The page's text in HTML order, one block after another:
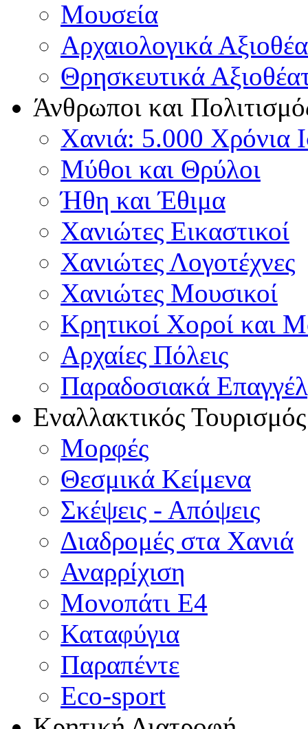
Μουσεία
Αρχαιολογικά
Θρησκευτικά
Άνθρωποι και
Χανιά: 5.000 Χρόνια
Μύθοι και Θρύλοι
Ήθη και Έθιμα
Χανιώτες Εικαστικοί
Χανιώτες Λογοτέχνες
Χανιώτες Μουσικοί
Κρητικοί Χοροί και
Αρχαίες Πόλεις
Παραδοσιακά
Εναλλακτικός Τουρισμός
Μορφές
Θεσμικά Κείμενα
Σκέψεις - Απόψεις
Διαδρομές στα Χανιά
Αναρρίχιση
Μονοπάτι Ε4
Καταφύγια
Παραπέντε
Eco-sport